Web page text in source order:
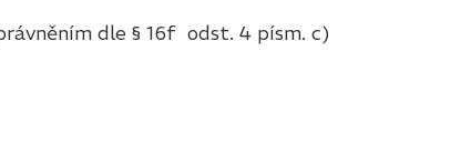
dle § 16f odst. 4 písm. c)